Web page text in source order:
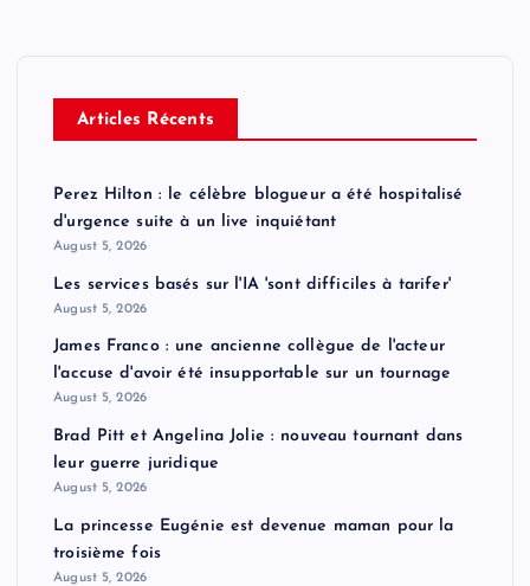
Articles Récents
Perez Hilton : le célèbre blogueur a été hospitalisé
d'urgence suite à un live inquiétant
August 5, 2026
Les services basés sur l'IA 'sont difficiles à tarifer'
August 5, 2026
James Franco : une ancienne collègue de l'acteur
l'accuse d'avoir été insupportable sur un tournage
August 5, 2026
Brad Pitt et Angelina Jolie : nouveau tournant dans
leur guerre juridique
August 5, 2026
La princesse Eugénie est devenue maman pour la
troisième fois
August 5, 2026